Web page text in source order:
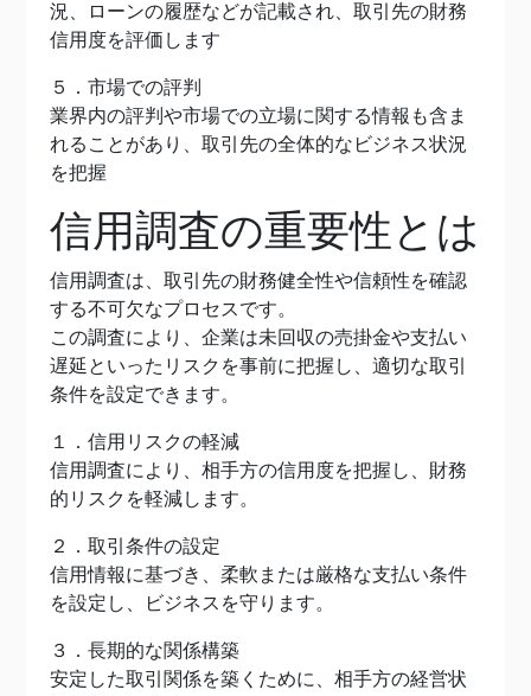
況、ローンの履歴などが記載され、取引先の財務
信用度を評価します
５．市場での評判
業界内の評判や市場での立場に関する情報も含ま
れることがあり、取引先の全体的なビジネス状況
を把握
信用調査の重要性とは
信用調査は、取引先の財務健全性や信頼性を確認
する不可欠なプロセスです。
この調査により、企業は未回収の売掛金や支払い
遅延といったリスクを事前に把握し、適切な取引
条件を設定できます。
１．信用リスクの軽減
信用調査により、相手方の信用度を把握し、財務
的リスクを軽減します。
２．取引条件の設定
信用情報に基づき、柔軟または厳格な支払い条件
を設定し、ビジネスを守ります。
３．長期的な関係構築
安定した取引関係を築くために、相手方の経営状